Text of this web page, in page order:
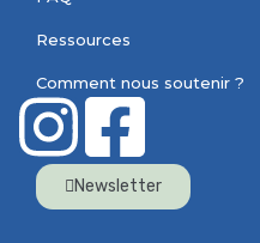
Ressources
Comment nous soutenir ?
Newsletter